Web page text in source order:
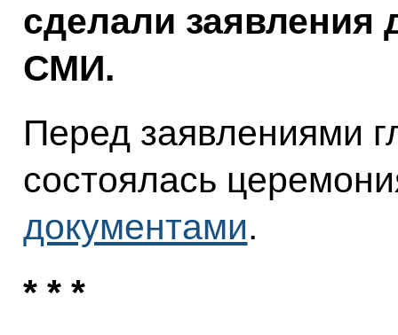
сделали заявления
СМИ.
Перед заявлениями
состоялась
документами.
* * *